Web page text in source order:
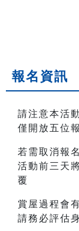
報名資訊
請注意本活
僅開放五位
若需取消報
活動前三天
覆
賞屋過程會
請務必評估